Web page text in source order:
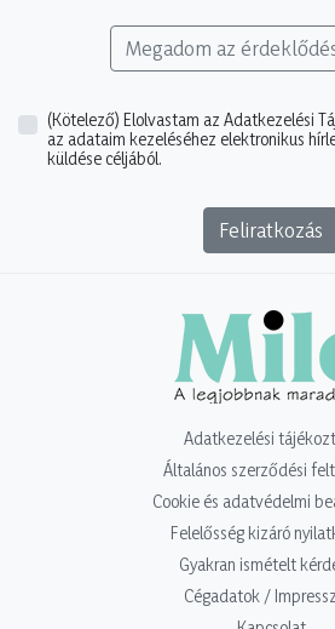
Megadom az
(Kötelező) Elolvastam az Adatkezelési
az adataim kezeléséhez elektronikus
küldése céljából.
Feliratkozás
Adatkezelési
Általános szerződési
Cookie és adatvédelmi
Felelősség kizáró
Gyakran ismételt
Cégadatok /